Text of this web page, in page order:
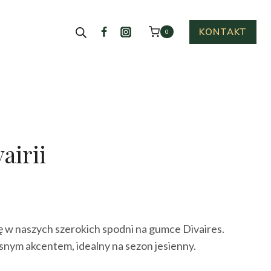
0 KONTAKT
naszych szerokich spodni na gumce Divaires.
akcentem, idealny na sezon jesienny.